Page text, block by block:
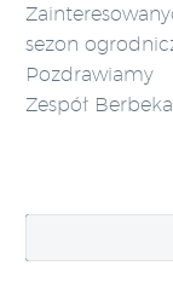
sezon
Pozdrawiamy
Zespół